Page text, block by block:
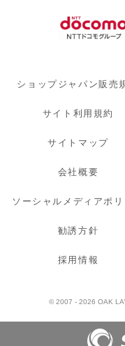
ショップジャパン販売
サイト利用規約
サイトマップ
会社概要
ソーシャルメディアポリ
勧誘方針
採用情報
© 2007 - 2026 OAK